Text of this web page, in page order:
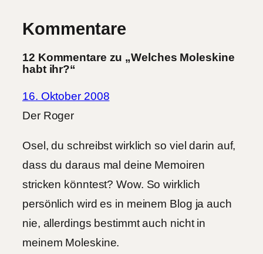
Kommentare
12 Kommentare zu „Welches Moleskine
habt ihr?“
16. Oktober 2008
Der Roger
Osel, du schreibst wirklich so viel darin auf,
dass du daraus mal deine Memoiren
stricken könntest? Wow. So wirklich
persönlich wird es in meinem Blog ja auch
nie, allerdings bestimmt auch nicht in
meinem Moleskine.